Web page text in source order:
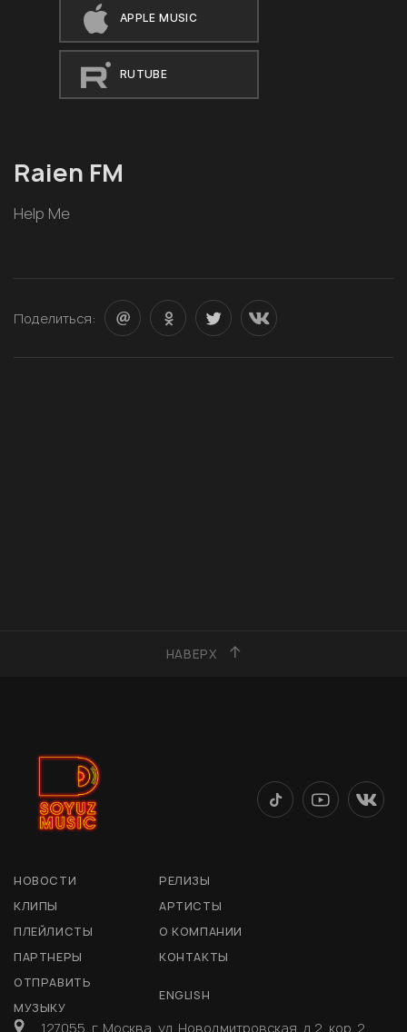
APPLE MUSIC
RUTUBE
Raien FM
Help Me
Поделиться:
НАВЕРХ
НОВОСТИ
РЕЛИЗЫ
КЛИПЫ
АРТИСТЫ
ПЛЕЙЛИСТЫ
О КОМПАНИИ
ПАРТНЕРЫ
КОНТАКТЫ
ОТПРАВИТЬ
МУЗЫКУ
ENGLISH
127055, г. Москва, ул. Новодмитровская, д 2, кор. 2